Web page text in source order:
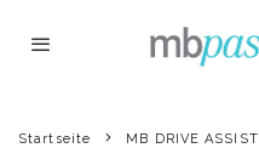
Startseite MB DRIVE ASSIST